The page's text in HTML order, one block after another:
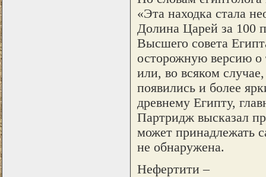
«Эта находка стала
Долина Царей за 100
Высшего совета
осторожную версию о
или, во всяком
появились и более
древнему Египту,
Партридж высказал
может принадлежать
не обнаружена.
Нефертити –